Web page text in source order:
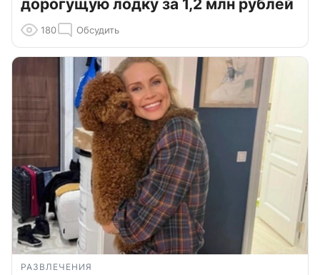
дорогущую лодку за 1,2 млн рублей
180 Обсудить
РАЗВЛЕЧЕНИЯ